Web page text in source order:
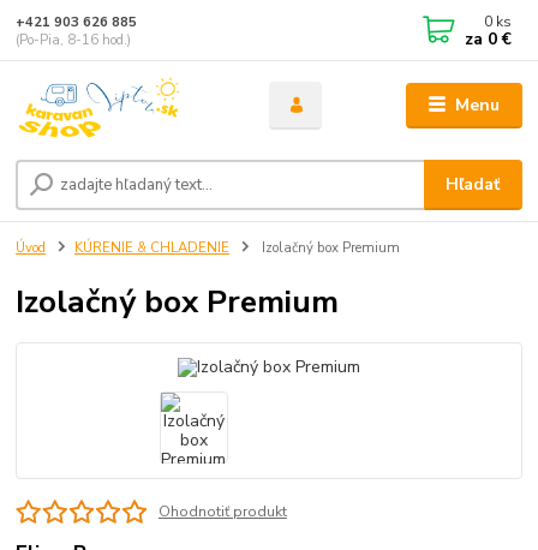
Menu
Hľadať
+421 903 626 885
(Po-Pia, 8-16 hod.)
0 ks
za 0 €
Úvod KÚRENIE & CHLADENIE Izolačný box Premium
Izolačný box Premium
Ohodnotiť produkt